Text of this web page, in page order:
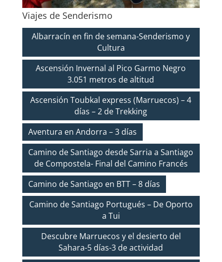
Viajes de Senderismo
Albarracín en fin de semana-Senderismo y
Cultura
Ascensión Invernal al Pico Garmo Negro
3.051 metros de altitud
Ascensión Toubkal express (Marruecos) – 4
días – 2 de Trekking
Aventura en Andorra – 3 días
Camino de Santiago desde Sarria a Santiago
de Compostela- Final del Camino Francés
Camino de Santiago en BTT – 8 días
Camino de Santiago Portugués – De Oporto
a Tui
Descubre Marruecos y el desierto del
Sahara-5 días-3 de actividad